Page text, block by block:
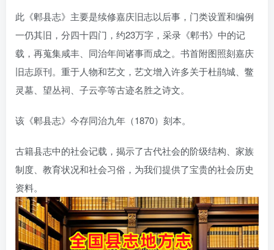
此《郫县志》主要是续修嘉庆旧志以后事，门类设置和编例
一仍其旧，分四十四门，约23万字，采录《郫书》中的记
载，再蒐集咸丰、同治年间诸事而成之。书首附图照刻嘉庆
旧志原刊。重于人物和艺文，艺文增入许多关于杜鹃城、鳖
灵墓、望丛祠、子云亭等古迹名胜之诗文。
该《郫县志》今存同治九年（1870）刻本。
古籍县志中的社会记载，揭示了古代社会的阶级结构、家族
制度、教育状况和社会习俗，为我们提供了宝贵的社会历史
资料。